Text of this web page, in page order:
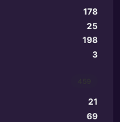
178
25
198
3
21
69